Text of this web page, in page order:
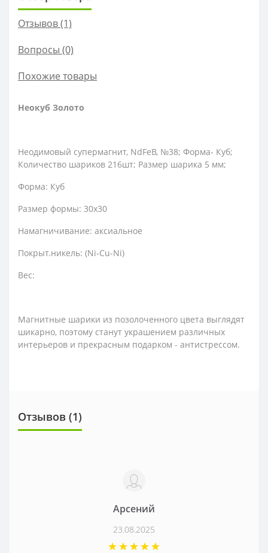
Отзывов (1)
Вопросы (0)
Похожие товары
Неокуб Золото
Неодимовый супермагнит, NdFeB, №38; Форма- Куб;
Количество шариков 216шт; Размер шарика 5 мм;
Форма: Куб
Размер формы: 30х30
Намагничивание: аксиальное
Покрыт.никель: (Ni-Cu-Ni)
Вес:
Магнитные шарики из позолоченного цвета выглядят
шикарно, поэтому станут украшением различных
интерьеров и прекрасным подарком - антистрессом.
Отзывов (1)
Арсений
23.08.2025